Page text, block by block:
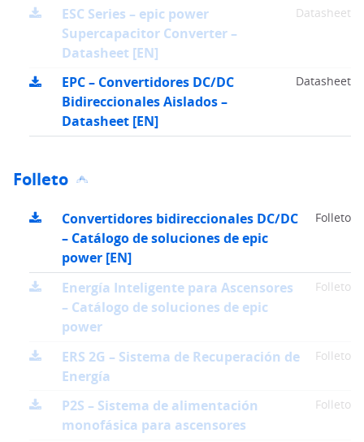
ESC Series – epic power
Supercapacitor Converter –
Datasheet [EN]
Datasheet
EPC – Convertidores DC/DC
Bidireccionales Aislados –
Datasheet [EN]
Datasheet
Folleto
Convertidores bidireccionales DC/DC
– Catálogo de soluciones de epic
power [EN]
Folleto
Energía Inteligente para Ascensores
– Catálogo de soluciones de epic
power
Folleto
ERS 2G – Sistema de Recuperación de
Energía
Folleto
P2S – Sistema de alimentación
monofásica para ascensores
Folleto